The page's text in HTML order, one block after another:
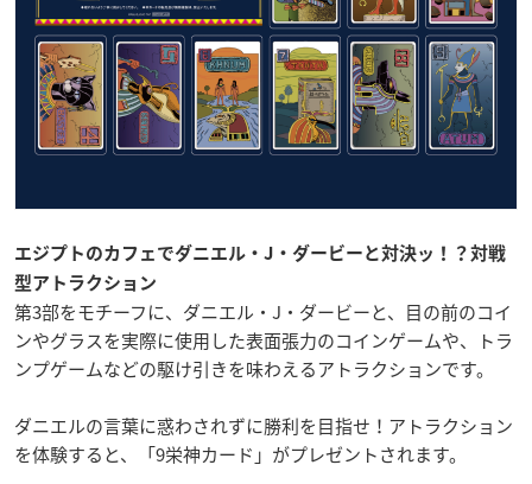
エジプトのカフェでダニエル・J・ダービーと対決ッ！？対戦
型アトラクション
第3部をモチーフに、ダニエル・J・ダービーと、目の前のコイ
ンやグラスを実際に使用した表面張力のコインゲームや、トラ
ンプゲームなどの駆け引きを味わえるアトラクションです。
ダニエルの言葉に惑わされずに勝利を目指せ！アトラクション
を体験すると、「9栄神カード」がプレゼントされます。